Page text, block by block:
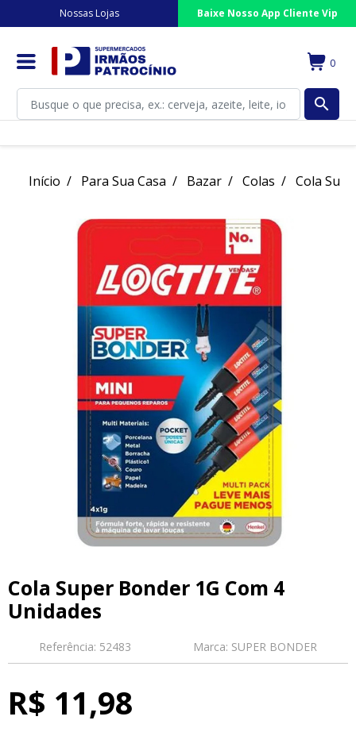
Nossas Lojas Baixe Nosso App Cliente Vip
0
search
Início Para Sua Casa Bazar Colas Cola
Cola Super Bonder 1G Com 4
Unidades
Referência: 52483 Marca: SUPER BONDER
R$ 11,98